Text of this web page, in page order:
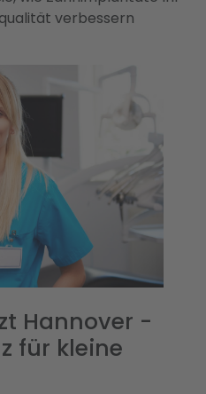
verbessern
Hannover -
für kleine